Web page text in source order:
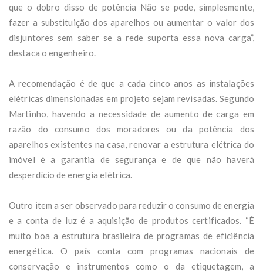
que o dobro disso de potência Não se pode, simplesmente,
fazer a substituição dos aparelhos ou aumentar o valor dos
disjuntores sem saber se a rede suporta essa nova carga”,
destaca o engenheiro.
A recomendação é de que a cada cinco anos as instalações
elétricas dimensionadas em projeto sejam revisadas. Segundo
Martinho, havendo a necessidade de aumento de carga em
razão do consumo dos moradores ou da potência dos
aparelhos existentes na casa, renovar a estrutura elétrica do
imóvel é a garantia de segurança e de que não haverá
desperdício de energia elétrica.
Outro item a ser observado para reduzir o consumo de energia
e a conta de luz é a aquisição de produtos certificados. “É
muito boa a estrutura brasileira de programas de eficiência
energética. O país conta com programas nacionais de
conservação e instrumentos como o da etiquetagem, a